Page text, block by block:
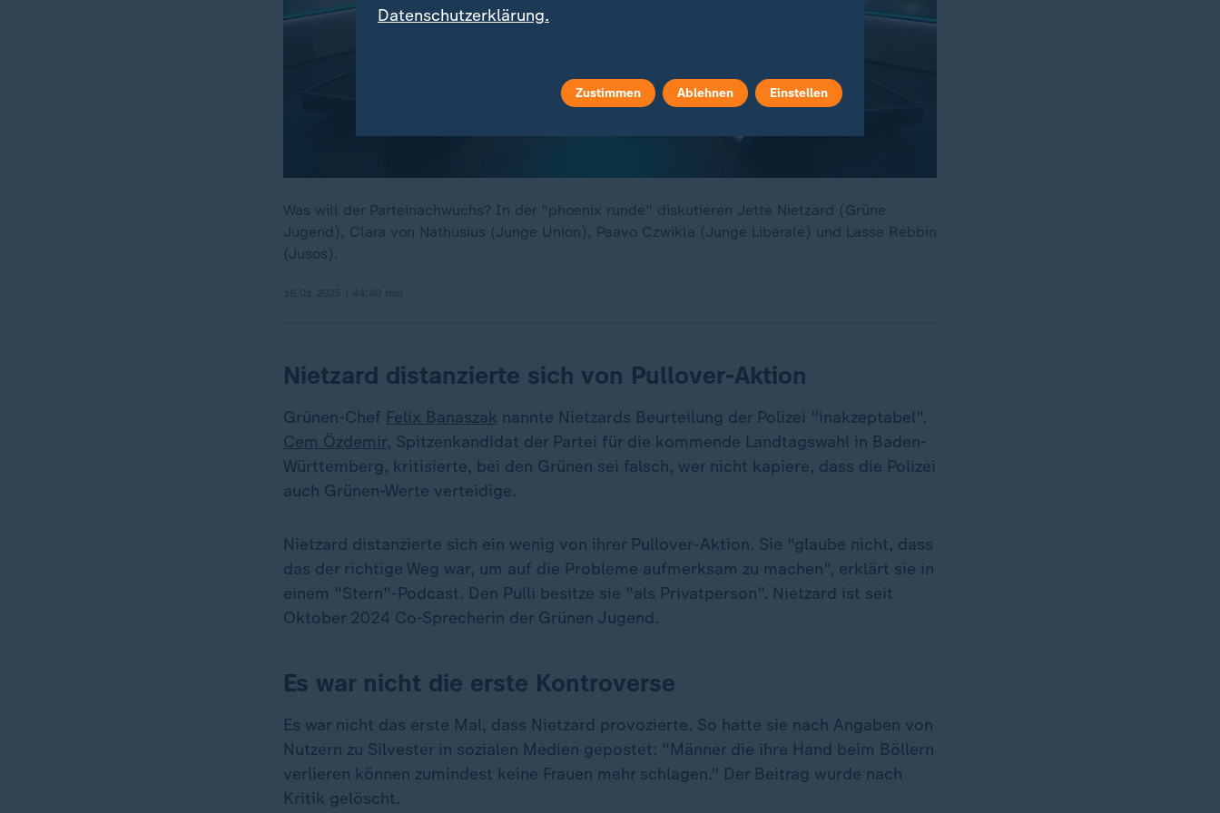
Was will der Parteinachwuchs? In der "phoenix runde" diskutieren Jette Nietzard (Grüne
Jugend), Clara von Nathusius (Junge Union), Paavo Czwikla (Junge Liberale) und Lasse Rebbin
(Jusos).
Nietzard distanzierte sich von Pullover-Aktion
Grünen-Chef Felix Banaszak nannte Nietzards Beurteilung der Polizei "inakzeptabel".
Cem Özdemir, Spitzenkandidat der Partei für die kommende Landtagswahl in Baden-
Württemberg, kritisierte, bei den Grünen sei falsch, wer nicht kapiere, dass die Polizei
auch Grünen-Werte verteidige.
Nietzard distanzierte sich ein wenig von ihrer Pullover-Aktion. Sie "glaube nicht, dass
das der richtige Weg war, um auf die Probleme aufmerksam zu machen", erklärt sie in
einem "Stern"-Podcast. Den Pulli besitze sie "als Privatperson". Nietzard ist seit
Oktober 2024 Co-Sprecherin der Grünen Jugend.
Es war nicht die erste Kontroverse
Es war nicht das erste Mal, dass Nietzard provozierte. So hatte sie nach Angaben von
Nutzern zu Silvester in sozialen Medien gepostet: "Männer die ihre Hand beim Böllern
verlieren können zumindest keine Frauen mehr schlagen." Der Beitrag wurde nach
Kritik gelöscht.
Datenschutzerklärung.
Zustimmen Ablehnen Einstellen